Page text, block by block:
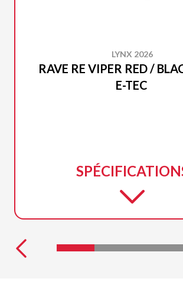
LYNX 2026
RAVE RE VIPER RED /
E-TEC